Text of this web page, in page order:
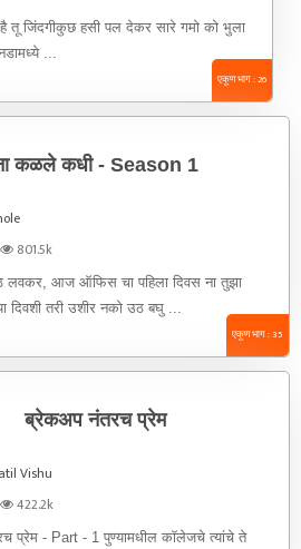
तू जिंदगीकुछ हसी पल देकर सारे गमो को भुला
...
एकूण भाग : 26
कळले कधी - Season 1
801.5k
लवकर, आज ऑफिस चा पहिला दिवस ना तुझा
दिवशी तरी उशीर नको उठ बघु ...
एकूण भाग : 35
ब्रेकअप नंतरच प्रेम
Vishu
422.2k
प्रेम - Part - 1 पुण्यामधील कॉलेजचे त्यांचे ते